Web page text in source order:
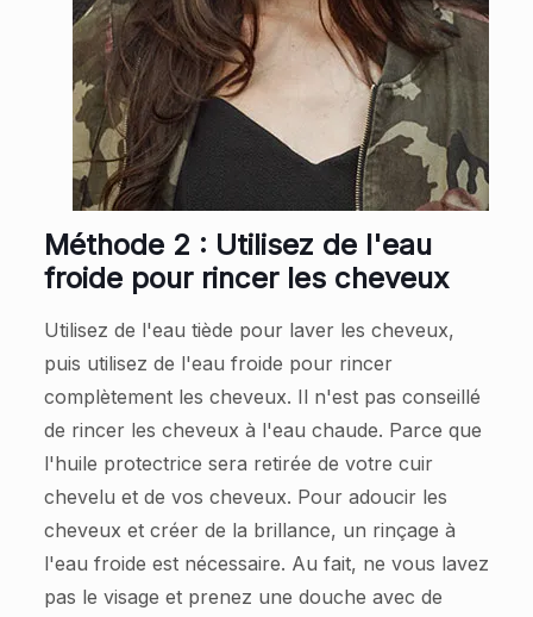
Méthode 2 : Utilisez de l'eau
froide pour rincer les cheveux
Utilisez de l'eau tiède pour laver les cheveux,
puis utilisez de l'eau froide pour rincer
complètement les cheveux. Il n'est pas conseillé
de rincer les cheveux à l'eau chaude. Parce que
l'huile protectrice sera retirée de votre cuir
chevelu et de vos cheveux. Pour adoucir les
cheveux et créer de la brillance, un rinçage à
l'eau froide est nécessaire. Au fait, ne vous lavez
pas le visage et prenez une douche avec de